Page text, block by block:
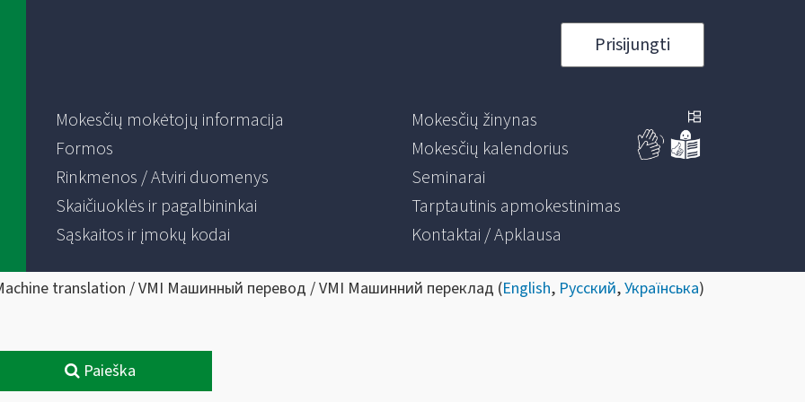
Prisijungti
Mokesčių mokėtojų informacija
Formos
Rinkmenos / Atviri duomenys
Skaičiuoklės ir pagalbininkai
Sąskaitos ir įmokų kodai
Mokesčių žinynas
Mokesčių kalendorius
Seminarai
Tarptautinis apmokestinimas
Kontaktai / Apklausa
translation / VMI Машинный перевод / VMI Машинний переклад (English, Русский,Українська)
Paieška